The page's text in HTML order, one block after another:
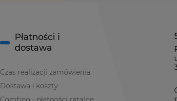
Płatności i
dostawa
Czas realizacji zamówienia
Dostawa i koszty